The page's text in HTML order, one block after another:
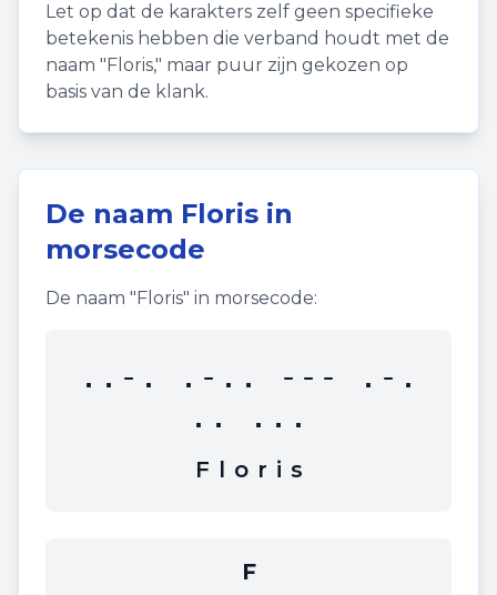
Let op dat de karakters zelf geen specifieke
betekenis hebben die verband houdt met de
naam "Floris," maar puur zijn gekozen op
basis van de klank.
De naam Floris in
morsecode
De naam "Floris" in morsecode:
..-. .-.. --- .-.
.. ...
F l o r i s
F